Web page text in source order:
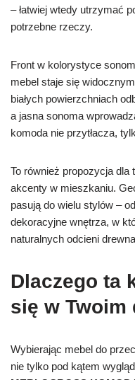
– łatwiej wtedy utrzymać
potrzebne rzeczy.
Front w kolorystyce
mebel staje się
białych powierzchniach
a jasna sonoma
komoda nie przytłacza,
To również propozycja
akcenty w mieszkaniu.
pasują do wielu stylów –
dekoracyjne wnętrza, w
naturalnych odcieni
Dlaczego ta
się w Twoim
Wybierając mebel do
nie tylko pod kątem